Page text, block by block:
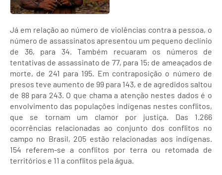
Já em relação ao número de violências contra a pessoa, o
número de assassinatos apresentou um pequeno declínio
de 36, para 34. Também recuaram os números de
tentativas de assassinato de 77, para 15; de ameaçados de
morte, de 241 para 195. Em contraposição o número de
presos teve aumento de 99 para 143, e de agredidos saltou
de 88 para 243. O que chama a atenção nestes dados é o
envolvimento das populações indígenas nestes conflitos,
que se tornam um clamor por justiça. Das 1.266
ocorrências relacionadas ao conjunto dos conflitos no
campo no Brasil, 205 estão relacionadas aos indígenas.
154 referem-se a conflitos por terra ou retomada de
territórios e 11 a conflitos pela água.